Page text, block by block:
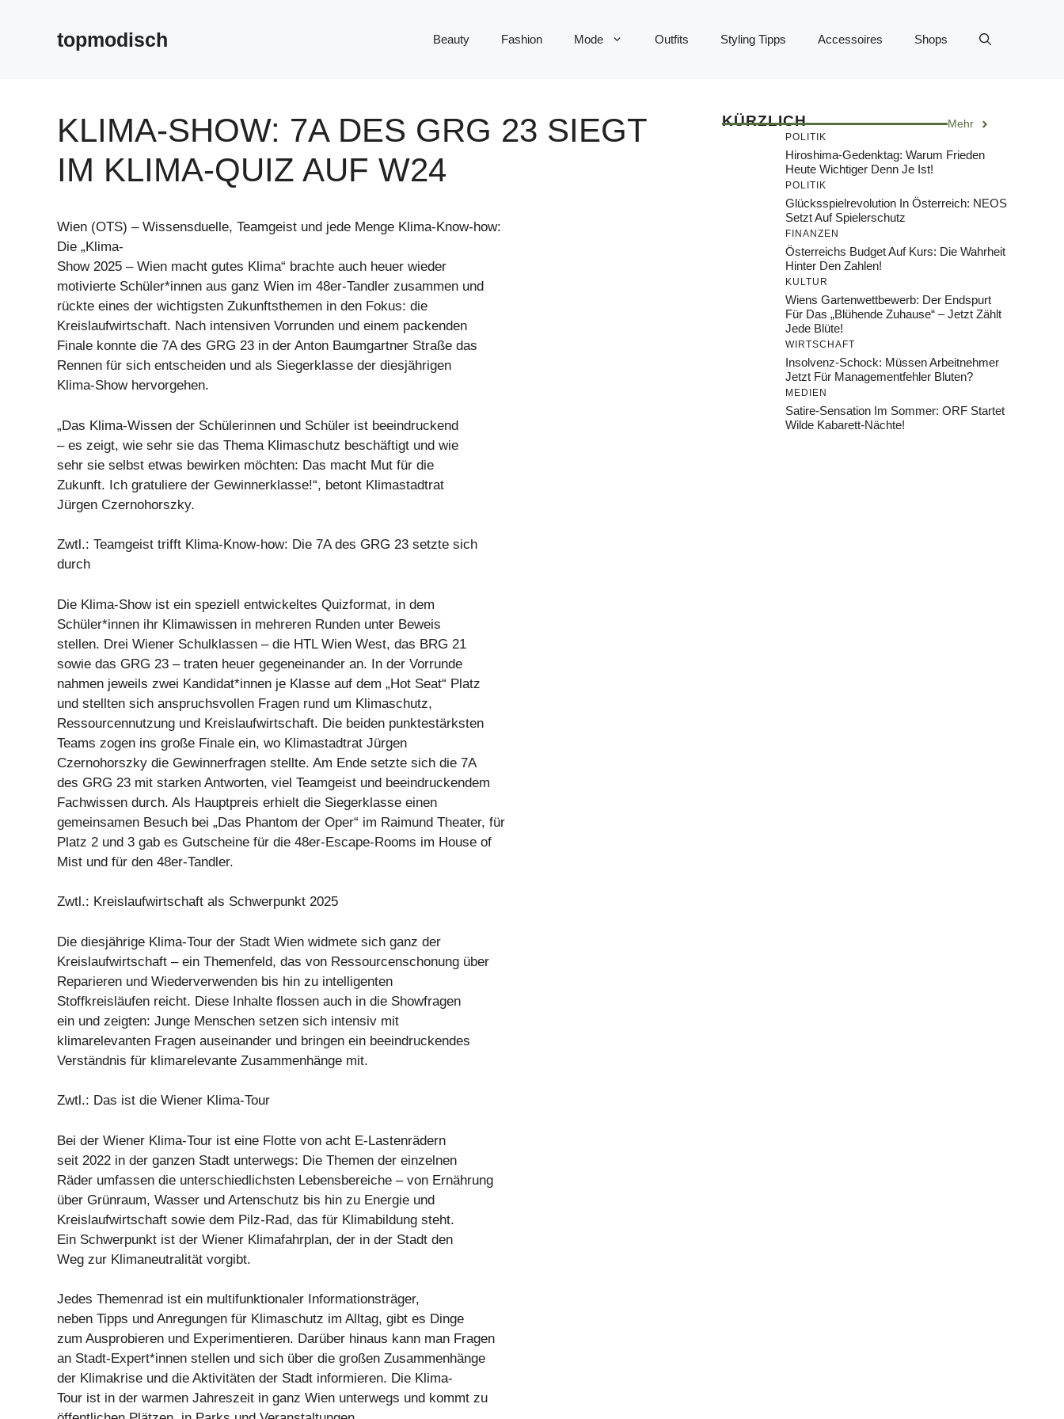
topmodisch Beauty Fashion Mode Outfits Styling Tipps Accessoires Shops
KLIMA-SHOW: 7A DES GRG 23 SIEGT
IM KLIMA-QUIZ AUF W24
Wien (OTS) – Wissensduelle, Teamgeist und jede Menge Klima-Know-how:
Die „Klima-
Show 2025 – Wien macht gutes Klima“ brachte auch heuer wieder
motivierte Schüler*innen aus ganz Wien im 48er-Tandler zusammen und
rückte eines der wichtigsten Zukunftsthemen in den Fokus: die
Kreislaufwirtschaft. Nach intensiven Vorrunden und einem packenden
Finale konnte die 7A des GRG 23 in der Anton Baumgartner Straße das
Rennen für sich entscheiden und als Siegerklasse der diesjährigen
Klima-Show hervorgehen.
„Das Klima-Wissen der Schülerinnen und Schüler ist beeindruckend
– es zeigt, wie sehr sie das Thema Klimaschutz beschäftigt und wie
sehr sie selbst etwas bewirken möchten: Das macht Mut für die
Zukunft. Ich gratuliere der Gewinnerklasse!“, betont Klimastadtrat
Jürgen Czernohorszky.
Zwtl.: Teamgeist trifft Klima-Know-how: Die 7A des GRG 23 setzte sich
durch
Die Klima-Show ist ein speziell entwickeltes Quizformat, in dem
Schüler*innen ihr Klimawissen in mehreren Runden unter Beweis
stellen. Drei Wiener Schulklassen – die HTL Wien West, das BRG 21
sowie das GRG 23 – traten heuer gegeneinander an. In der Vorrunde
nahmen jeweils zwei Kandidat*innen je Klasse auf dem „Hot Seat“ Platz
und stellten sich anspruchsvollen Fragen rund um Klimaschutz,
Ressourcennutzung und Kreislaufwirtschaft. Die beiden punktestärksten
Teams zogen ins große Finale ein, wo Klimastadtrat Jürgen
Czernohorszky die Gewinnerfragen stellte. Am Ende setzte sich die 7A
des GRG 23 mit starken Antworten, viel Teamgeist und beeindruckendem
Fachwissen durch. Als Hauptpreis erhielt die Siegerklasse einen
gemeinsamen Besuch bei „Das Phantom der Oper“ im Raimund Theater, für
Platz 2 und 3 gab es Gutscheine für die 48er-Escape-Rooms im House of
Mist und für den 48er-Tandler.
Zwtl.: Kreislaufwirtschaft als Schwerpunkt 2025
Die diesjährige Klima-Tour der Stadt Wien widmete sich ganz der
Kreislaufwirtschaft – ein Themenfeld, das von Ressourcenschonung über
Reparieren und Wiederverwenden bis hin zu intelligenten
Stoffkreisläufen reicht. Diese Inhalte flossen auch in die Showfragen
ein und zeigten: Junge Menschen setzen sich intensiv mit
klimarelevanten Fragen auseinander und bringen ein beeindruckendes
Verständnis für klimarelevante Zusammenhänge mit.
Zwtl.: Das ist die Wiener Klima-Tour
Bei der Wiener Klima-Tour ist eine Flotte von acht E-Lastenrädern
seit 2022 in der ganzen Stadt unterwegs: Die Themen der einzelnen
Räder umfassen die unterschiedlichsten Lebensbereiche – von Ernährung
über Grünraum, Wasser und Artenschutz bis hin zu Energie und
Kreislaufwirtschaft sowie dem Pilz-Rad, das für Klimabildung steht.
Ein Schwerpunkt ist der Wiener Klimafahrplan, der in der Stadt den
Weg zur Klimaneutralität vorgibt.
Jedes Themenrad ist ein multifunktionaler Informationsträger,
neben Tipps und Anregungen für Klimaschutz im Alltag, gibt es Dinge
zum Ausprobieren und Experimentieren. Darüber hinaus kann man Fragen
an Stadt-Expert*innen stellen und sich über die großen Zusammenhänge
der Klimakrise und die Aktivitäten der Stadt informieren. Die Klima-
Tour ist in der warmen Jahreszeit in ganz Wien unterwegs und kommt zu
KÜRZLICH Mehr
POLITIK
Hiroshima-Gedenktag: Warum Frieden
Heute Wichtiger Denn Je Ist!
POLITIK
Glücksspielrevolution In Österreich: NEOS
Setzt Auf Spielerschutz
FINANZEN
Österreichs Budget Auf Kurs: Die Wahrheit
Hinter Den Zahlen!
KULTUR
Wiens Gartenwettbewerb: Der Endspurt
Für Das „Blühende Zuhause“ – Jetzt Zählt
Jede Blüte!
WIRTSCHAFT
Insolvenz-Schock: Müssen Arbeitnehmer
Jetzt Für Managementfehler Bluten?
MEDIEN
Satire-Sensation Im Sommer: ORF Startet
Wilde Kabarett-Nächte!